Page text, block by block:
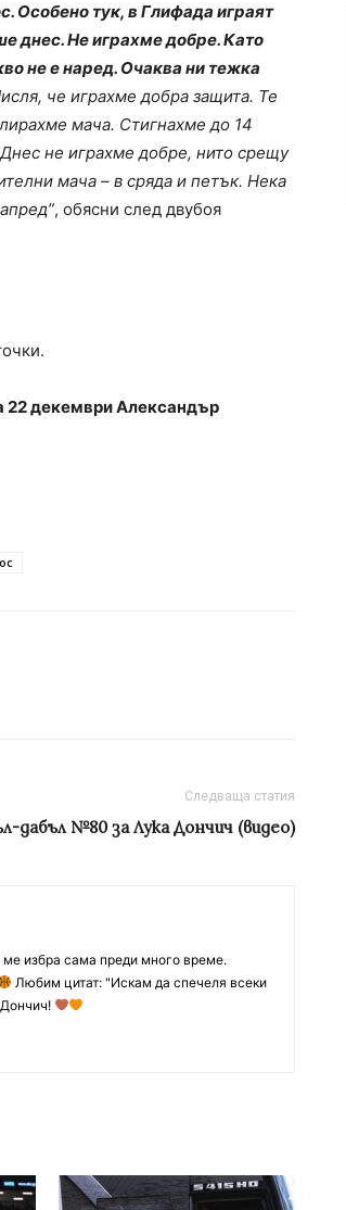
Особено тук, в Глифада играят
днес. Не играхме добре. Като
не е наред. Очаква ни тежка
че играхме добра защита. Те
мача. Стигнахме до 14
не играхме добре, нито срещу
мача – в сряда и петък. Нека
, обясни след двубоя
22 декември Александър
Следваща статия
дабъл №80 за Лука Дончич (видео)
избра сама преди много време.
Любим цитат: "Искам да спечеля всеки